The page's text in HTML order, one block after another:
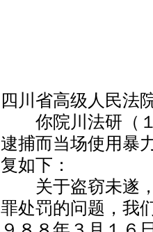
四川省高级人民法
你院川法研（１
逮捕而当场使用暴
复如下：
关于盗窃未遂，
罪处罚的问题，我